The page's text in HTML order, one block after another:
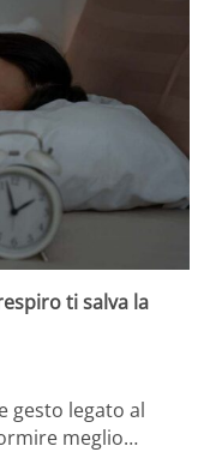
ti salva la
gesto legato al
meglio…